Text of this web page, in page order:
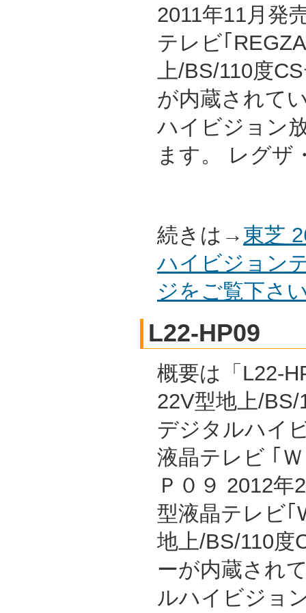
2011年11月発
テレビ｢
上/BS/110度
が内蔵されて
ハイビジョン
ます。 レグザ
続きは→ 東芝
ハイビジョン
ジをご覧下さ
L22-HP09
概要は「L22-
22V型地上/BS/
デジタルハイ
液晶テレビ ｢
Ｐ０９ 2012年
型液晶テレビ｢
地上/BS/110度
ーが内蔵され
ルハイビジョ